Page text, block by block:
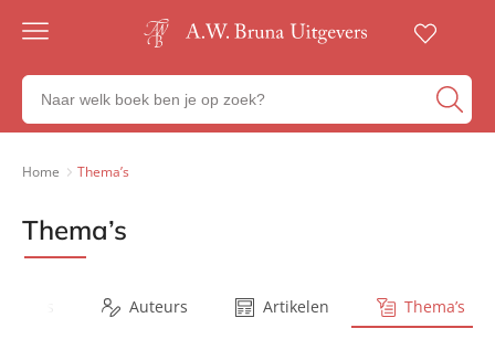
Gratis
23:00
besteld,
werkdag
Veilig
betalen
Zoeken
naar
boeken,
Home Thema’s
Thema’s
Auteurs Artikelen Thema’s